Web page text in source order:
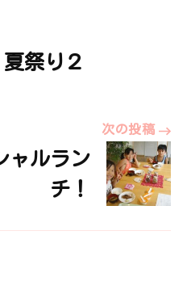
祭り２
次の投稿
ャルラン
チ！